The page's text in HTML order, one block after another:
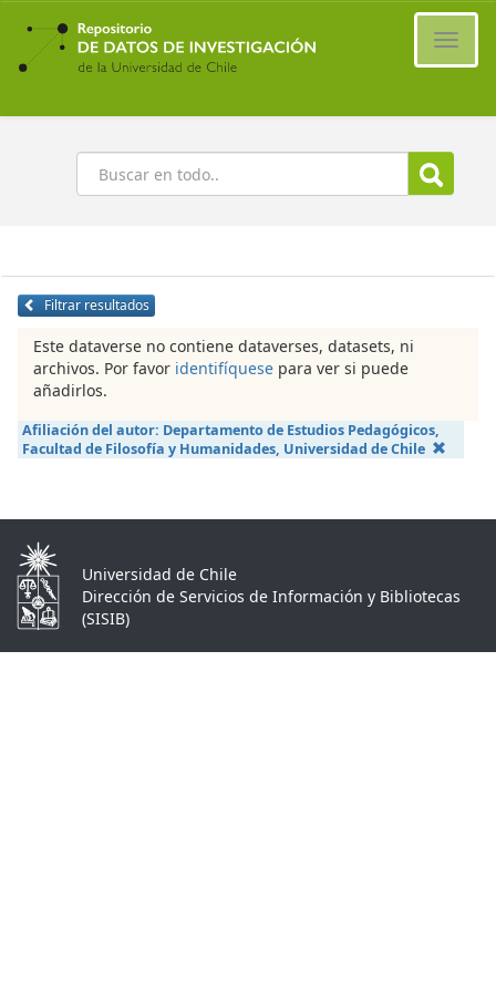
Ir
contenido
principal
Buscar
Filtrar resultados
Este dataverse no contiene dataverses, datasets, ni
archivos. Por favor identifíquese para ver si puede
añadirlos.
Afiliación del autor: Departamento de Estudios Pedagógicos,
Facultad de Filosofía y Humanidades, Universidad de Chile
Universidad de Chile
Dirección de Servicios de Información y Bibliotecas
(SISIB)